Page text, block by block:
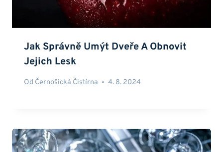
Jak Správně Umýt Dveře A Obnovit
Jejich Lesk
Od Černošická Čistírna 4. 8. 2024